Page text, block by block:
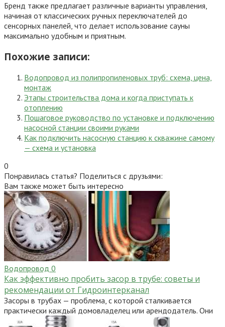
Бренд также предлагает различные варианты управления,
начиная от классических ручных переключателей до
сенсорных панелей, что делает использование сауны
максимально удобным и приятным.
Похожие записи:
Водопровод из полипропиленовых труб: схема, цена,
монтаж
Этапы строительства дома и когда приступать к
отоплению
Пошаговое руководство по установке и подключению
насосной станции своими руками
Как подключить насосную станцию к скважине самому
— схема и установка
0
Понравилась статья? Поделиться с друзьями:
Вам также может быть интересно
Водопровод 0
Как эффективно пробить засор в трубе: советы и
рекомендации от Гидроинтерканал
Засоры в трубах — проблема, с которой сталкивается
практически каждый домовладелец или арендодатель. Они